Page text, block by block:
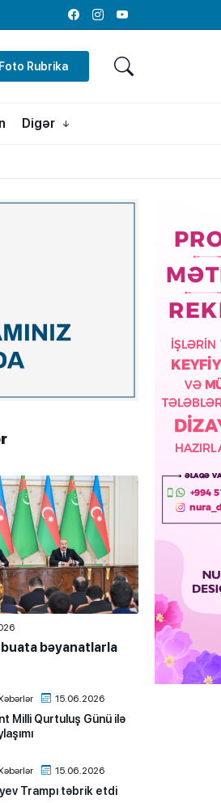
FacebookInstagramYoutube
Foto Rubrika
Digər
bəyanatlarla
15.06.2026
Milli Qurtuluş Günü ilə
15.06.2026
Trampı təbrik etdi